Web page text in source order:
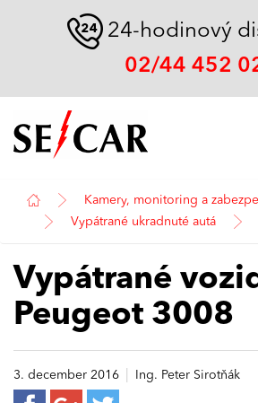
24-hodinový
02/44 452
Kamery, monitoring a
Vypátrané ukradnuté autá
Vypátrané
Peugeot 3008
3. december 2016 Ing. Peter Sirotňák